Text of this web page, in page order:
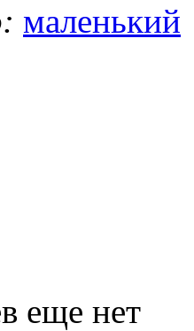
маленький
еще нет